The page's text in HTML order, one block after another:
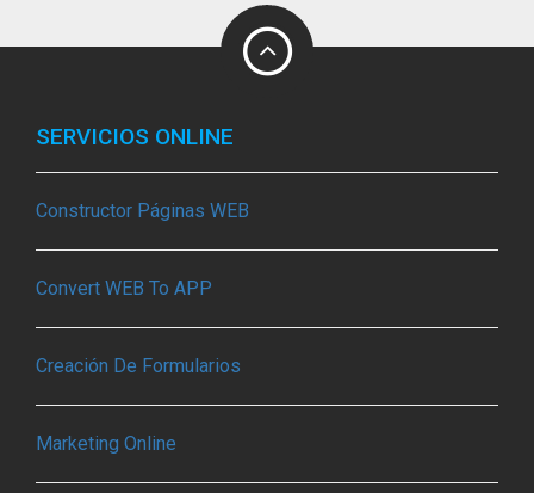
SERVICIOS ONLINE
Constructor Páginas WEB
Convert WEB To APP
Creación De Formularios
Marketing Online